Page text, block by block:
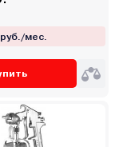
мес.